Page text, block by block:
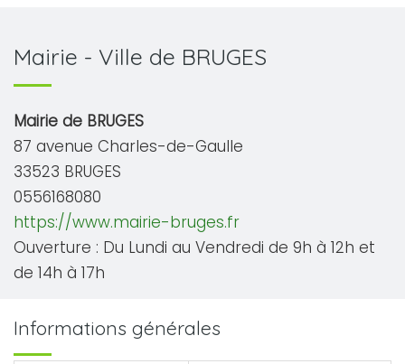
Mairie - Ville de BRUGES
Mairie de BRUGES
87 avenue Charles-de-Gaulle
33523 BRUGES
0556168080
https://www.mairie-bruges.fr
Ouverture : Du Lundi au Vendredi de 9h à 12h et
de 14h à 17h
Informations générales